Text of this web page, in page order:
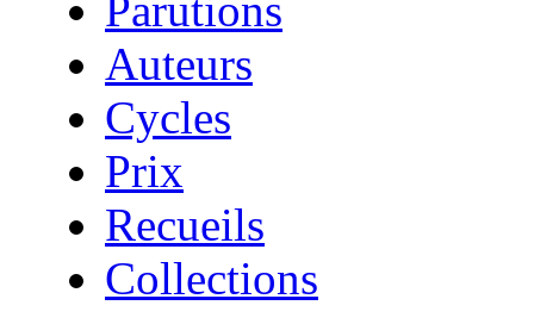
Auteurs
Cycles
Prix
Recueils
Collections